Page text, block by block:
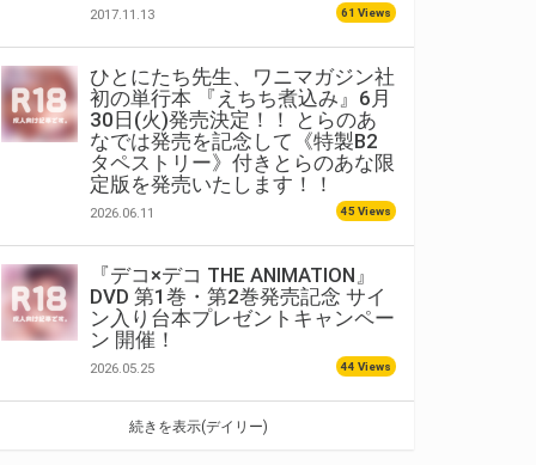
2017.11.13 61 Views
ひとにたち先生、ワニマガジン社
初の単行本 『えちち煮込み』6月
30日(火)発売決定！！ とらのあ
なでは発売を記念して《特製B2
タペストリー》付きとらのあな限
定版を発売いたします！！
2026.06.11 45 Views
『デコ×デコ THE ANIMATION』
DVD 第1巻・第2巻発売記念 サイ
ン入り台本プレゼントキャンペー
ン 開催！
2026.05.25 44 Views
続きを表示(デイリー)